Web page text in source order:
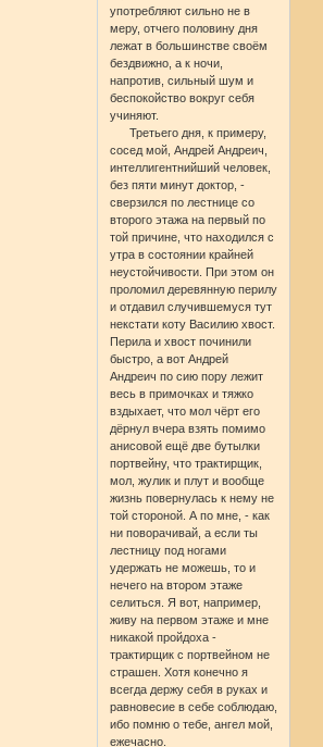
употребляют сильно не в
меру, отчего половину дня
лежат в большинстве своём
бездвижно, а к ночи,
напротив, сильный шум и
беспокойство вокруг себя
учиняют.
Третьего дня, к примеру,
сосед мой, Андрей Андреич,
интеллигентнийший человек,
без пяти минут доктор, -
сверзился по лестнице со
второго этажа на первый по
той причине, что находился с
утра в состоянии крайней
неустойчивости. При этом он
проломил деревянную перилу
и отдавил случившемуся тут
некстати коту Василию хвост.
Перила и хвост починили
быстро, а вот Андрей
Андреич по сию пору лежит
весь в примочках и тяжко
вздыхает, что мол чёрт его
дёрнул вчера взять помимо
анисовой ещё две бутылки
портвейну, что трактирщик,
мол, жулик и плут и вообще
жизнь повернулась к нему не
той стороной. А по мне, - как
ни поворачивай, а если ты
лестницу под ногами
удержать не можешь, то и
нечего на втором этаже
селиться. Я вот, например,
живу на первом этаже и мне
никакой пройдоха -
трактирщик с портвейном не
страшен. Хотя конечно я
всегда держу себя в руках и
равновесие в себе соблюдаю,
ибо помню о тебе, ангел мой,
ежечасно.